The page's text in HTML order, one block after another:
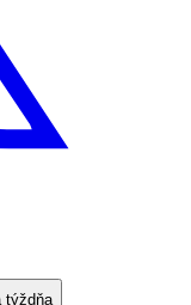
týždňa